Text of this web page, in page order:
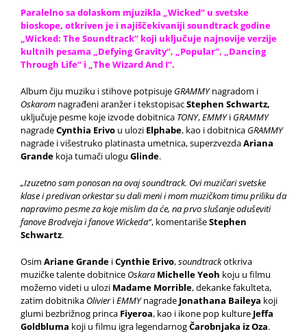
Paralelno sa dolaskom mjuzikla „Wicked“ u svetske
bioskope, otkriven je i najiščekivaniji soundtrack godine
„Wicked: The Soundtrack“ koji uključuje najnovije verzije
kultnih pesama „Defying Gravity“, „Popular“, „Dancing
Through Life“ i „The Wizard And I“.
Album čiju muziku i stihove potpisuje GRAMMYnagradom i
Oskarom nagrađeni aranžer i tekstopisacStephen Schwartz,
uključuje pesme koje izvode dobitnica TONY,EMMYi GRAMMY
nagradeCynthia Erivo u ulozi Elphabe, kao i dobitnica GRAMMY
nagrade i višestruko platinasta umetnica, superzvezdaAriana
Grande koja tumači ulogu Glinde.
„Izuzetno sam ponosan na ovaj soundtrack. Ovi muzičari svetske
klase i predivan orkestar su dali meni i mom muzičkom timu priliku da
napravimo pesme za koje mislim da će, na prvo slušanje oduševiti
fanove Brodveja i fanove Wickeda“, komentarišeStephen
Schwartz.
Osim Ariane Grande iCynthie Erivo,soundtrackotkriva
muzičke talente dobitnice Oskara Michelle Yeoh koju u filmu
možemo videti u ulozi Madame Morrible, dekanke fakulteta,
zatim dobitnika OlivieriEMMYnagrade Jonathana Baileya koji
glumi bezbrižnog princa Fiyeroa, kao i ikone pop kulture Jeffa
Goldbluma koji u filmu igra legendarnogČarobnjaka iz Oza.